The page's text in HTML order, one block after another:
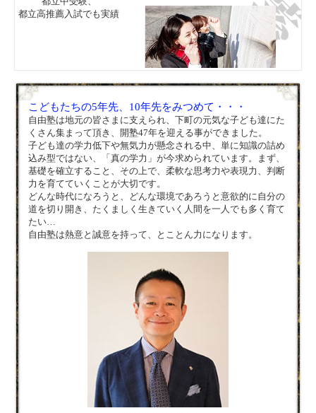
都立高推薦入試でも実績
こどもたちの5年先、10年先をみつめて・・・
自由塾は地元の皆さまに支えられ、下町の元気な子ども達にた
くさん集まって頂き、開塾47年を迎える事ができました。
子ども達の学力低下や無気力が懸念される中、単に知識の詰め
込み型ではない、「真の学力」が今求められています。まず、
基礎を確立すること、その上で、柔軟な思考力や表現力、判断
力を育てていくことが大切です。
どんな時代になろうと、どんな環境であろうと意欲的に自分の
道を切り開き、たくましく生きていく人間を一人でも多く育て
たい…
自由塾は熱意と誠意を持って、とことん力になります。